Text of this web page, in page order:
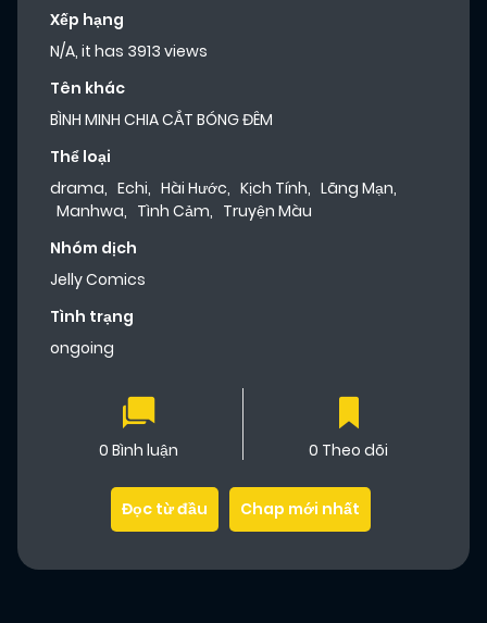
Xếp hạng
N/A, it has 3913 views
Tên khác
BÌNH MINH CHIA CẮT BÓNG ĐÊM
Thể loại
drama, Echi, Hài Hước, Kịch Tính, Lãng Mạn,
Manhwa, Tình Cảm, Truyện Màu
Nhóm dịch
Jelly Comics
Tình trạng
ongoing
0 Bình luận 0 Theo dõi
Đọc từ đầu Chap mới nhất